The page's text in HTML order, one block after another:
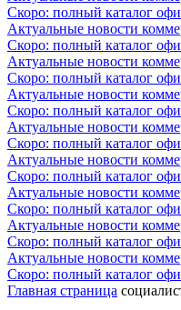
Скоро: полный каталог
Актуальные новости
Скоро: полный каталог
Актуальные новости
Скоро: полный каталог
Актуальные новости
Скоро: полный каталог
Актуальные новости
Скоро: полный каталог
Актуальные новости
Скоро: полный каталог
Актуальные новости
Скоро: полный каталог
Актуальные новости
Скоро: полный каталог
Актуальные новости
Скоро: полный каталог
Главная страница